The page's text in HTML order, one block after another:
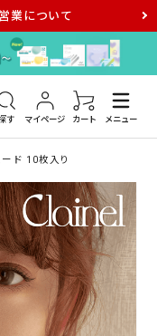
業について
す マイページ カート メニュー
メガネ
ド 10枚入り